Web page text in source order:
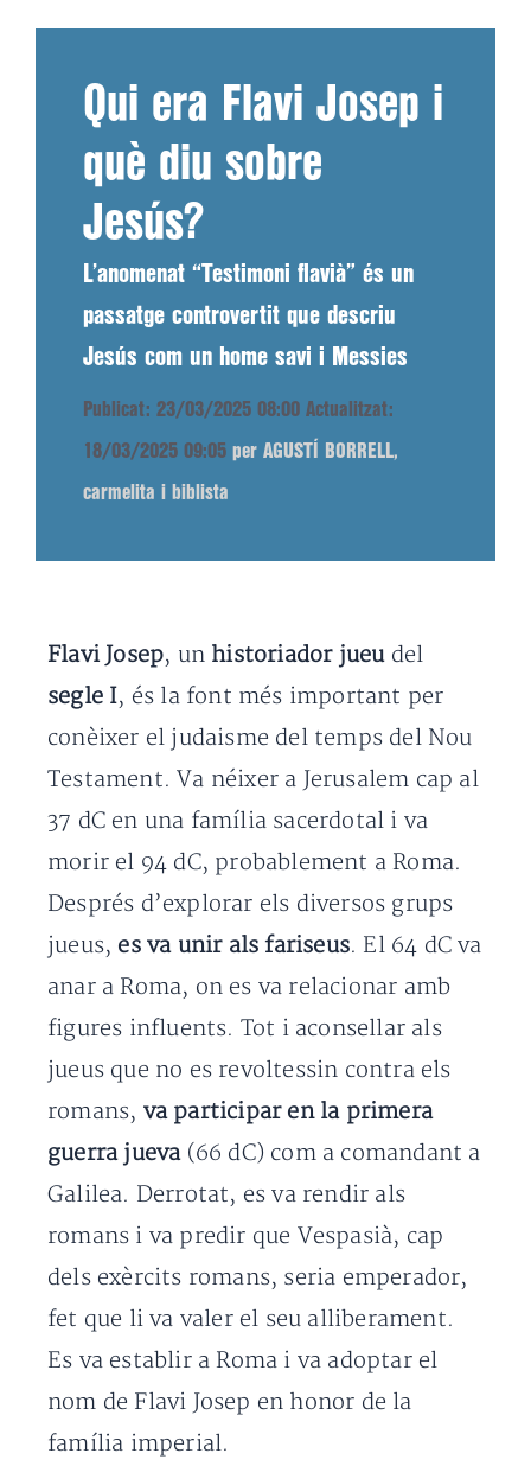
Qui era Flavi Josep i
què diu sobre
Jesús?
L’anomenat “Testimoni flavià” és un
passatge controvertit que descriu
Jesús com un home savi i Messies
Publicat: 23/03/2025 08:00 Actualitzat:
18/03/2025 09:05 per AGUSTÍ BORRELL,
carmelita i biblista
Flavi Josep, un historiador jueudel
segle I, és la font més important per
conèixer el judaisme del temps del Nou
Testament. Va néixer a Jerusalem cap al
37 dC en una família sacerdotal i va
morir el 94 dC, probablement a Roma.
Després d’explorar els diversos grups
jueus, es va unir als fariseus. El 64 dC va
anar a Roma, on es va relacionar amb
figures influents. Tot i aconsellar als
jueus que no es revoltessin contra els
romans, va participar en la primera
guerra jueva(66 dC) com a comandant a
Galilea. Derrotat, es va rendir als
romans i va predir que Vespasià, cap
dels exèrcits romans, seria emperador,
fet que li va valer el seu alliberament.
Es va establir a Roma i va adoptar el
nom de Flavi Josep en honor de la
família imperial.